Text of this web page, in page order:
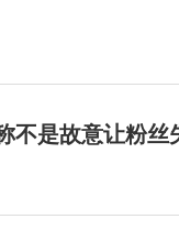
不是故意让粉丝